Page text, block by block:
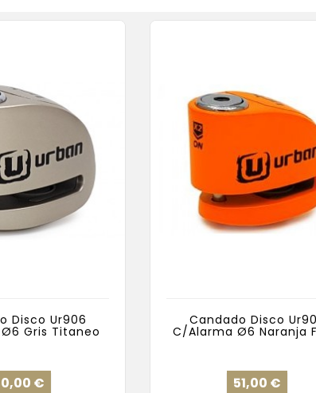
Disco Ur906
Gris Titaneo
€
Candado Disco
C/Alarma Ø6 Naranja
51,00 €